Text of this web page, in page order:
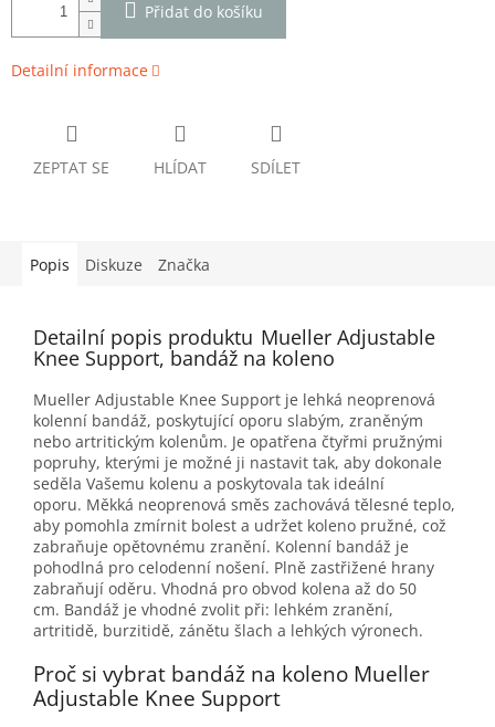
Přidat do košíku
Detailní informace
ZEPTAT SE HLÍDAT SDÍLET
Popis Diskuze Značka
Detailní popis produktu Mueller Adjustable
Knee Support, bandáž na koleno
Mueller Adjustable Knee Support je lehká neoprenová
kolenní bandáž, poskytující oporu slabým, zraněným
nebo artritickým kolenům. Je opatřena čtyřmi pružnými
popruhy, kterými je možné ji nastavit tak, aby dokonale
seděla Vašemu kolenu a poskytovala tak ideální
oporu. Měkká neoprenová směs zachovává tělesné teplo,
aby pomohla zmírnit bolest a udržet koleno pružné, což
zabraňuje opětovnému zranění. Kolenní bandáž je
pohodlná pro celodenní nošení. Plně zastřižené hrany
zabraňují oděru. Vhodná pro obvod kolena až do 50
cm. Bandáž je vhodné zvolit při: lehkém zranění,
artritidě, burzitidě, zánětu šlach a lehkých výronech.
Proč si vybrat bandáž na koleno Mueller
Adjustable Knee Support